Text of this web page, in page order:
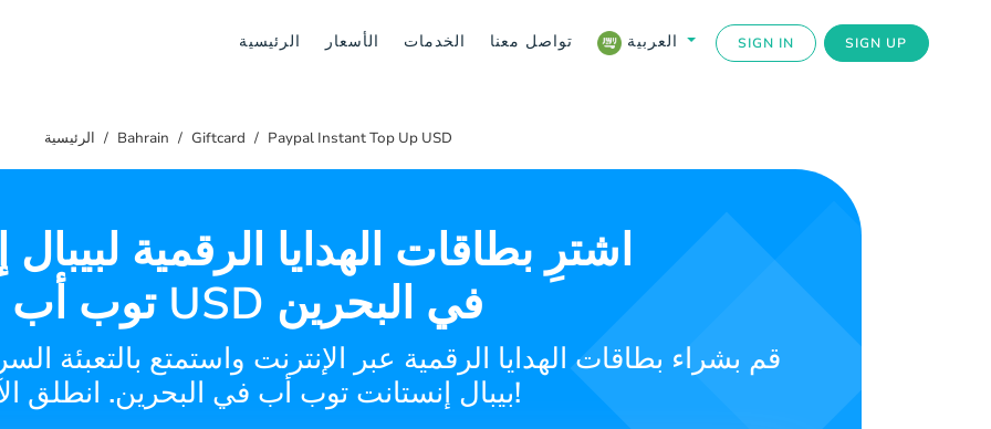
الرئيسية الأسعار الخدمات تواصل معنا SIGN IN SIGN UP
الرئيسية Bahrain Giftcard Paypal Instant Top Up USD
اشترِ بطاقات الهدايا الرقمية
توب أب USD في البحرين
قم بشراء بطاقات الهدايا الرقمية عبر الإنترنت واستمتع
بيبال إنستانت توب أب في البحرين. انطلق الآن!